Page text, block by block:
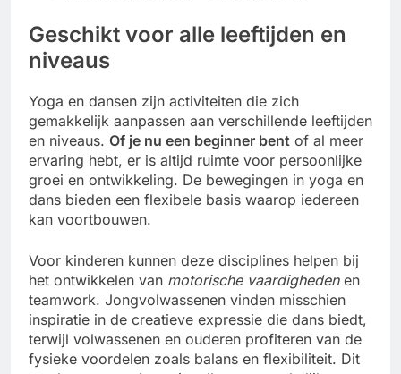
Geschikt voor alle leeftijden en
niveaus
Yoga en dansen zijn activiteiten die zich
gemakkelijk aanpassen aan verschillende leeftijden
en niveaus. Of je nu een beginner bent of al meer
ervaring hebt, er is altijd ruimte voor persoonlijke
groei en ontwikkeling. De bewegingen in yoga en
dans bieden een flexibele basis waarop iedereen
kan voortbouwen.
Voor kinderen kunnen deze disciplines helpen bij
het ontwikkelen van motorische vaardighedenen
teamwork. Jongvolwassenen vinden misschien
inspiratie in de creatieve expressie die dans biedt,
terwijl volwassenen en ouderen profiteren van de
fysieke voordelen zoals balans en flexibiliteit. Dit